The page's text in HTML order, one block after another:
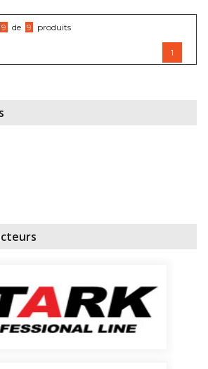
9 de 9 produits
1